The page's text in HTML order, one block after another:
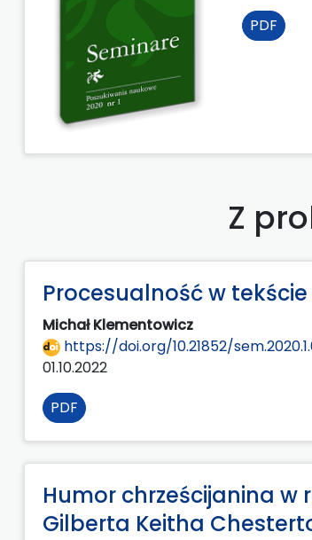
PDF
Z
Procesualność w
Michał Klementowicz
https://doi.org/10.21852/
01.10.2022
PDF
Humor chrześcijanina
Gilberta Keitha